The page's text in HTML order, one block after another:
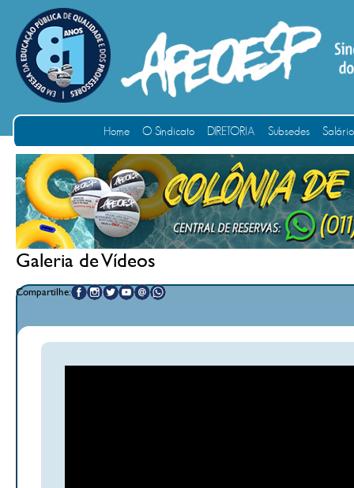
Home O Sindicato DIRETORIA Subsedes
Galeria de Vídeos
Compartilhe: